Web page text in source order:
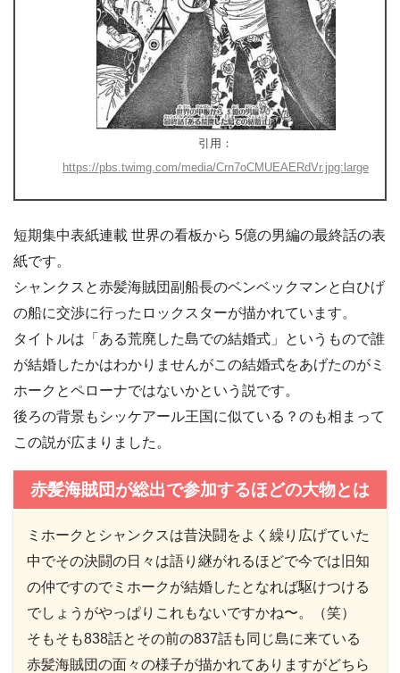
引用：
https://pbs.twimg.com/media/Crn7oCMUEAERdVr.jpg:large
短期集中表紙連載 世界の看板から 5億の男編の最終話の表
紙です。
シャンクスと赤髪海賊団副船長のベンベックマンと白ひげ
の船に交渉に行ったロックスターが描かれています。
タイトルは「ある荒廃した島での結婚式」というもので誰
が結婚したかはわかりませんがこの結婚式をあげたのがミ
ホークとペローナではないかという説です。
後ろの背景もシッケアール王国に似ている？のも相まって
この説が広まりました。
赤髪海賊団が総出で参加するほどの大物とは
ミホークとシャンクスは昔決闘をよく繰り広げていた
中でその決闘の日々は語り継がれるほどで今では旧知
の仲ですのでミホークが結婚したとなれば駆けつける
でしょうがやっぱりこれもないですかね〜。（笑）
そもそも838話とその前の837話も同じ島に来ている
赤髪海賊団の面々の様子が描かれてありますがどちら